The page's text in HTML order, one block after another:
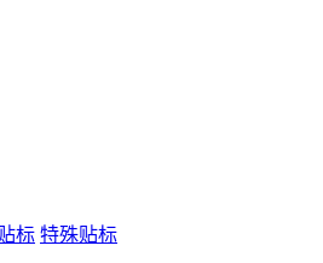
标 特殊贴标